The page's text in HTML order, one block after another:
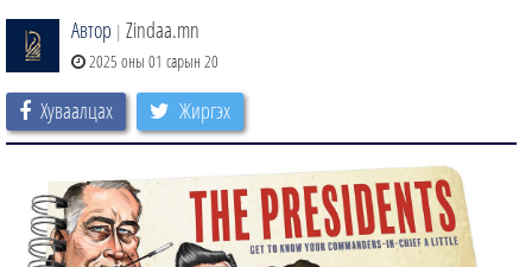
Автор | Zindaa.mn
2025 оны 01 сарын 20
Хуваалцах Жиргэх